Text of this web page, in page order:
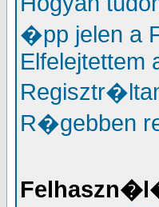
�pp jelen a
Elfelejtettem
R�gebben